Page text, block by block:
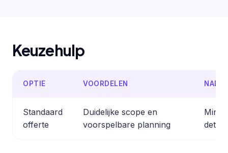
Keuzehulp
OPTIE VOORDELEN
Standaard
offerte
Duidelijke scope en
voorspelbare planning